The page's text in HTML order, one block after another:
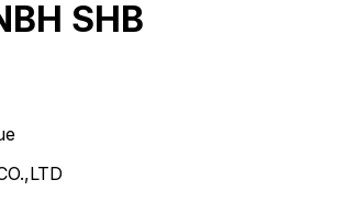
SHB